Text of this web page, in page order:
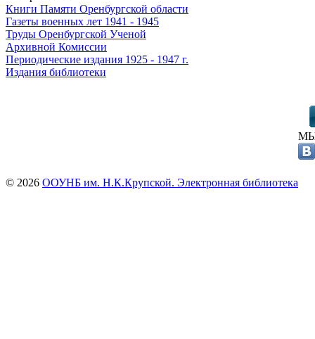
Книги Памяти Оренбургской области
Газеты военных лет 1941 - 1945
Труды Оренбургской Ученой
Архивной Комиссии
Периодические издания 1925 - 1947 г.
Издания библиотеки
© 2026 ООУНБ им. Н.К.Крупской. Электронная библиотека